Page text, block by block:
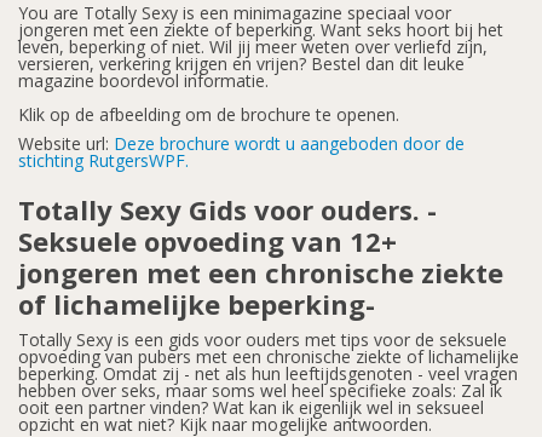
You are Totally Sexy is een minimagazine speciaal voor
jongeren met een ziekte of beperking. Want seks hoort bij het
leven, beperking of niet. Wil jij meer weten over verliefd zijn,
versieren, verkering krijgen en vrijen? Bestel dan dit leuke
magazine boordevol informatie.
Klik op de afbeelding om de brochure te openen.
Website url: Deze brochure wordt u aangeboden door de
stichting RutgersWPF.
Totally Sexy Gids voor ouders. -
Seksuele opvoeding van 12+
jongeren met een chronische ziekte
of lichamelijke beperking-
Totally Sexy is een gids voor ouders met tips voor de seksuele
opvoeding van pubers met een chronische ziekte of lichamelijke
beperking. Omdat zij - net als hun leeftijdsgenoten - veel vragen
hebben over seks, maar soms wel heel specifieke zoals: Zal ik
ooit een partner vinden? Wat kan ik eigenlijk wel in seksueel
opzicht en wat niet? Kijk naar mogelijke antwoorden.